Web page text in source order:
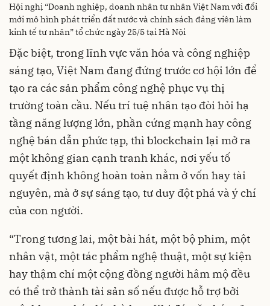
Hội nghị “Doanh nghiệp, doanh nhân tư nhân Việt Nam với đổi
mới mô hình phát triển đất nước và chính sách đảng viên làm
kinh tế tư nhân” tổ chức ngày 25/5 tại Hà Nội
Đặc biệt, trong lĩnh vực văn hóa và công nghiệp
sáng tạo, Việt Nam đang đứng trước cơ hội lớn để
tạo ra các sản phẩm công nghệ phục vụ thị
trường toàn cầu. Nếu trí tuệ nhân tạo đòi hỏi hạ
tầng năng lượng lớn, phần cứng mạnh hay công
nghệ bán dẫn phức tạp, thì blockchain lại mở ra
một không gian cạnh tranh khác, nơi yếu tố
quyết định không hoàn toàn nằm ở vốn hay tài
nguyên, mà ở sự sáng tạo, tư duy đột phá và ý chí
của con người.
“Trong tương lai, một bài hát, một bộ phim, một
nhân vật, một tác phẩm nghệ thuật, một sự kiện
hay thậm chí một cộng đồng người hâm mộ đều
có thể trở thành tài sản số nếu được hỗ trợ bởi